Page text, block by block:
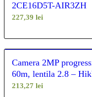
2CE16D5T-AIR3ZH
227,39 lei
Camera 2MP
60m, lentila 2.8 –
213,27 lei